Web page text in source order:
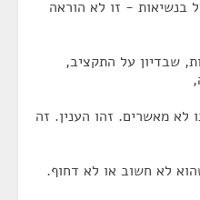
בנשיאות - זו לא הוראה
שבדיון על התקציב,
מאשרים. זהו הענין. זה
לא חשוב או לא דחוף.